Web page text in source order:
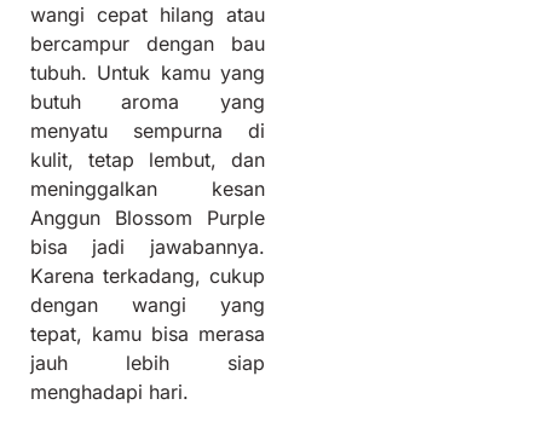
wangi cepat hilang atau
bercampur dengan bau
tubuh. Untuk kamu yang
butuh aroma yang
menyatu sempurna di
kulit, tetap lembut, dan
meninggalkan kesan
Anggun Blossom Purple
bisa jadi jawabannya.
Karena terkadang, cukup
dengan wangi yang
tepat, kamu bisa merasa
jauh lebih siap
menghadapi hari.